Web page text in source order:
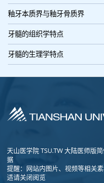
釉牙本质界与釉牙骨质界
牙髓的组织学特点
牙髓的生理学特点
天山医学院 TSU.TW 大陆医师版
据
提醒：网站内图片、视频等相关
适请关闭阅览